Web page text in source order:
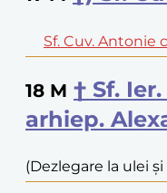
Sf. Cuv. Antonie
18 M † Sf.
arhiep.
(Dezlegare la ulei